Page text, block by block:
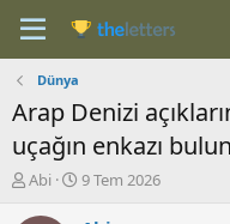
Dünya
Arap Denizi
uçağın enkazı
K
Abi
B
9 Tem 2026